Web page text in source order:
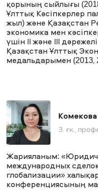
қорының сыйлығы
Ұлттық Кәсіпкерлер
жыл) және Қазақстан
экономика мен
үшін II және III
Қазақстан Ұлттық
медальдарымен (2013,
З. ғ. к.,
Жарияланым:
международных
глобализации»
конференциясының